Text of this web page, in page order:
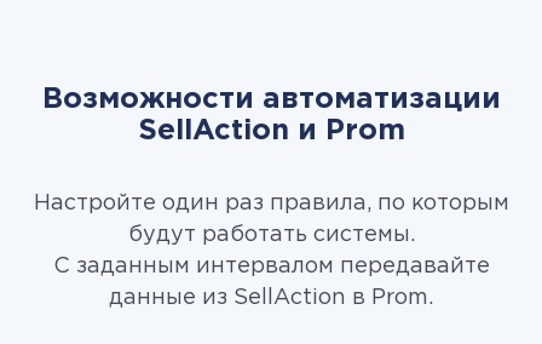
Возможности автоматизации
SellAction и Prom
Настройте один раз правила, по которым
будут работать системы.
С заданным интервалом передавайте
данные из SellAction в Prom.